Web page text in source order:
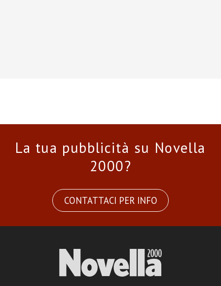
La tua pubblicità su Novella
2000?
CONTATTACI PER INFO